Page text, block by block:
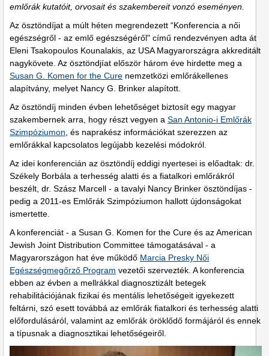
emlőrák kutatóit, orvosait és szakembereit vonzó eseményen.
Az ösztöndíjat a múlt héten megrendezett “Konferencia a női
egészségről - az emlő egészségéről" című rendezvényen adta át
Eleni Tsakopoulos Kounalakis, az USA Magyarországra akkreditált
nagykövete. Az ösztöndjíat először három éve hirdette meg a
Susan G. Komen for the Cure nemzetközi emlőrákellenes
alapítvány, melyet Nancy G. Brinker alapított.
Az ösztöndíj minden évben lehetőséget biztosít egy magyar
szakembernek arra, hogy részt vegyen a San Antonio-i Emlőrák
Szimpóziumon , és naprakész információkat szerezzen az
emlőrákkal kapcsolatos legújabb kezelési módokról.
Az idei konferencián az ösztöndíj eddigi nyertesei is előadtak: dr.
Székely Borbála a terhesség alatti és a fiatalkori emlőrákról
beszélt, dr. Szász Marcell - a tavalyi Nancy Brinker ösztöndíjas -
pedig a 2011-es Emlőrák Szimpóziumon hallott újdonságokat
ismertette.
A konferenciát - a Susan G. Komen for the Cure és az American
Jewish Joint Distribution Committee támogatásával - a
Magyarországon hat éve működő Marcia Presky Női
Egészségmegőrző Program vezetői szervezték. A konferencia
ebben az évben a mellrákkal diagnosztizált betegek
rehabilitációjának fizikai és mentális lehetőségeit igyekezett
feltárni, szó esett továbbá az emlőrák fiatalkori és terhesség alatti
előfordulásáról, valamint az emlőrák öröklődő formájáról és ennek
a típusnak a diagnosztikai lehetőségeiről.